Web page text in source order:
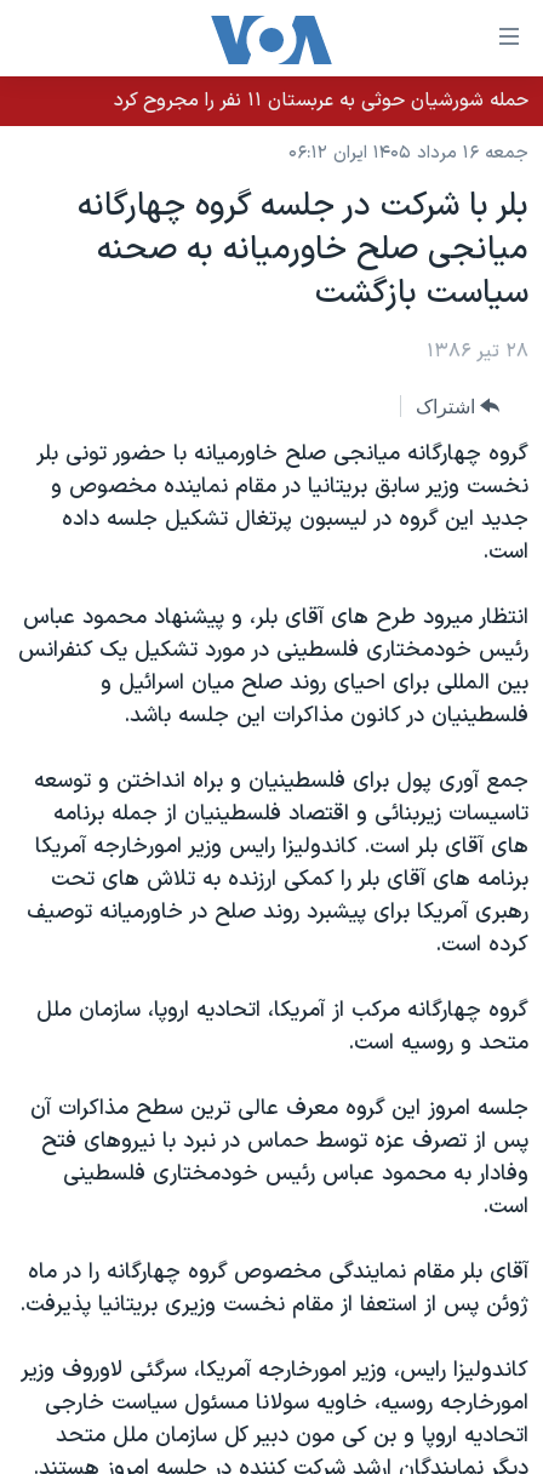
لینکهای
قابل
دسترسی
جهش
محتوای
اصلی
جهش
به
صفحه
جهش
به
جستجو
خانه
نسخه سبک وب‌سایت
موضوع ها
ایران
آمریکا
جهان
ویژه برنامه‌ها
ویدیوها
حقوق شهروندی
اقتصادی
علم و فناوری
گالری عکس
آرشیو پخش زنده
برنامه های تلویزیونی
جدول برنامه ها
صفحه‌های ویژه
۲۵۰سالگی آمریکا
بایگانی برنامه‌های تلویزیونی
انتخابات ریاست جمهوری آمریکا ۲۰۲۴
حمله جمهوری اسلامی به اسرائیل
رمز مهسا
اعتراضات زن، زندگی، آزادی
مجموعه مستندهای دادخواهی
تریبونال مردمی آبان ۹۸
دادگاه حمید نوری
قانون شفافیت دارائی کادر رهبری ایران
اعتراضات مردمی آبان ۹۸
نرگس محمدی برنده جایزه نوبل صلح
همایش محافظه‌کاران آمریکا «سی‌پک»
سفر پرزیدنت ترامپ به چین
فرکانس‌های صدای آمریکا
پخش رادیویی
یادگیری زبان انگلیسی
دنبال کنید
زبانهای مختلف
حمله شورشیان حوثی به عربستان ۱۱ نفر را مجروح کرد
جمعه ۱۶ مرداد ۱۴۰۵ ایران ۰۶:۱۲
بلر با شرکت در جلسه گروه چهارگانه
ميانجی صلح خاورميانه به صحنه
سياست بازگشت
۲۸ تیر ۱۳۸۶
اشتراک
گروه چهارگانه ميانجی صلح خاورميانه با حضور تونی بلر
نخست وزير سابق بريتانيا در مقام نماينده مخصوص و
جديد اين گروه در ليسبون پرتغال تشکيل جلسه داده
است.
انتظار ميرود طرح های آقای بلر، و پيشنهاد محمود عباس
رئيس خودمختاری فلسطينی در مورد تشکيل يک کنفرانس
بين المللی برای احيای روند صلح ميان اسرائيل و
فلسطينيان در کانون مذاکرات اين جلسه باشد.
جمع آوری پول برای فلسطينيان و براه انداختن و توسعه
تاسيسات زيربنائی و اقتصاد فلسطينيان از جمله برنامه
های آقای بلر است. کاندوليزا رايس وزير امورخارجه آمريکا
برنامه های آقای بلر را کمکی ارزنده به تلاش های تحت
رهبری آمريکا برای پيشبرد روند صلح در خاورميانه توصيف
کرده است.
گروه چهارگانه مرکب از آمريکا، اتحاديه اروپا، سازمان ملل
متحد و روسيه است.
جلسه امروز اين گروه معرف عالی ترين سطح مذاکرات آن
پس از تصرف عزه توسط حماس در نبرد با نيروهای فتح
وفادار به محمود عباس رئيس خودمختاری فلسطينی
است.
آقای بلر مقام نمايندگی مخصوص گروه چهارگانه را در ماه
ژوئن پس از استعفا از مقام نخست وزيری بريتانيا پذيرفت.
کاندوليزا رايس، وزير امورخارجه آمريکا، سرگئی لاوروف وزير
امورخارجه روسيه، خاويه سولانا مسئول سياست خارجی
اتحاديه اروپا و بن کی مون دبير کل سازمان ملل متحد